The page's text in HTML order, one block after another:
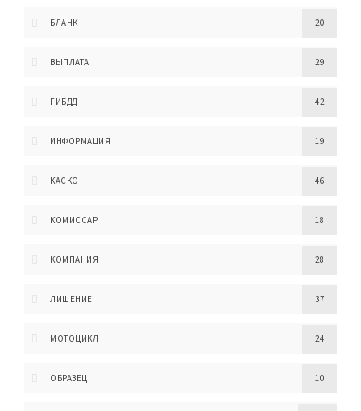
БЛАНК 20
ВЫПЛАТА 29
ГИБДД 42
ИНФОРМАЦИЯ 19
КАСКО 46
КОМИССАР 18
КОМПАНИЯ 28
ЛИШЕНИЕ 37
МОТОЦИКЛ 24
ОБРАЗЕЦ 10